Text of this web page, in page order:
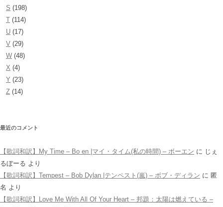
S (198)
T (114)
U (17)
V (29)
W (48)
X (4)
Y (23)
Z (14)
最近のコメント
【歌詞和訳】My Time – Bo en |マイ・タイム(私の時間) – ボーエン に じぇ
るぼーる より
【歌詞和訳】Tempest – Bob Dylan |テンペスト(嵐) – ボブ・ディラン に 匿
名 より
【歌詞和訳】Love Me With All Of Your Heart – 邦題：太陽は燃えている –